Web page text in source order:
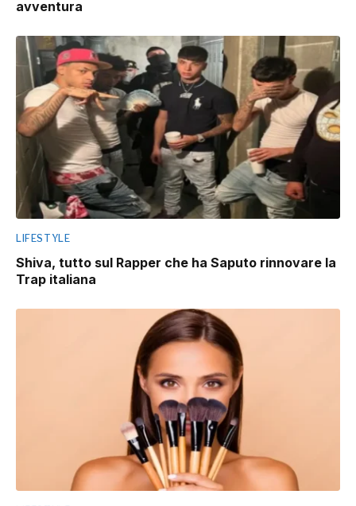
avventura
LIFESTYLE
Shiva, tutto sul Rapper che ha Saputo rinnovare la
Trap italiana